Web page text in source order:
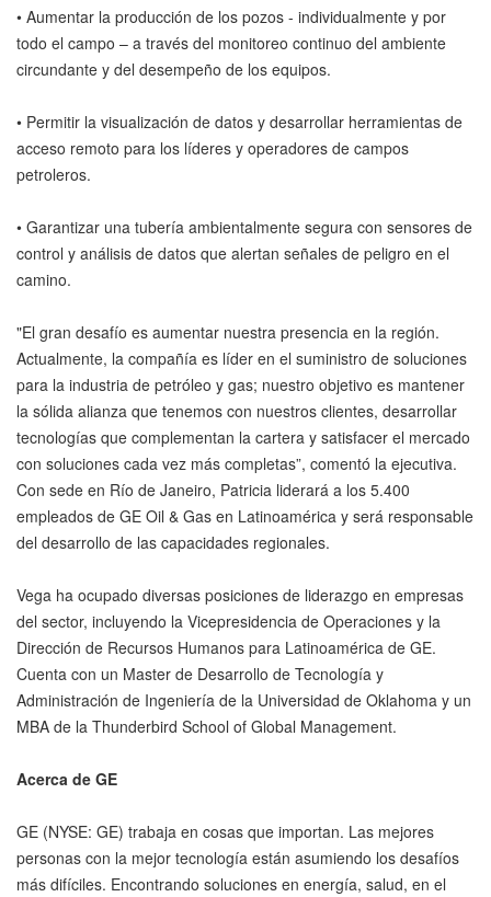
• Aumentar la producción de los pozos - individualmente y por
todo el campo – a través del monitoreo continuo del ambiente
circundante y del desempeño de los equipos.
• Permitir la visualización de datos y desarrollar herramientas de
acceso remoto para los líderes y operadores de campos
petroleros.
• Garantizar una tubería ambientalmente segura con sensores de
control y análisis de datos que alertan señales de peligro en el
camino.
"El gran desafío es aumentar nuestra presencia en la región.
Actualmente, la compañía es líder en el suministro de soluciones
para la industria de petróleo y gas; nuestro objetivo es mantener
la sólida alianza que tenemos con nuestros clientes, desarrollar
tecnologías que complementan la cartera y satisfacer el mercado
con soluciones cada vez más completas”, comentó la ejecutiva.
Con sede en Río de Janeiro, Patricia liderará a los 5.400
empleados de GE Oil & Gas en Latinoamérica y será responsable
del desarrollo de las capacidades regionales.
Vega ha ocupado diversas posiciones de liderazgo en empresas
del sector, incluyendo la Vicepresidencia de Operaciones y la
Dirección de Recursos Humanos para Latinoamérica de GE.
Cuenta con un Master de Desarrollo de Tecnología y
Administración de Ingeniería de la Universidad de Oklahoma y un
MBA de la Thunderbird School of Global Management.
Acerca de GE
GE (NYSE: GE) trabaja en cosas que importan. Las mejores
personas con la mejor tecnología están asumiendo los desafíos
más difíciles. Encontrando soluciones en energía, salud, en el